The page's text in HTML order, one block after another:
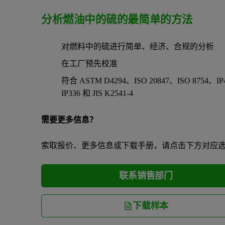
分析燃油中的硫的最简单的方法
对燃料中的硫进行简单、经济、合规的分析
在工厂预先校准
符合 ASTM D4294、ISO 20847、ISO 8754、
IP336 和 JIS K2541-4
需要更多信息？
索取报价、更多信息或下载手册，请点击下方对应
联系销售部门
下载样本